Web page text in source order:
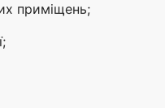
приміщень;